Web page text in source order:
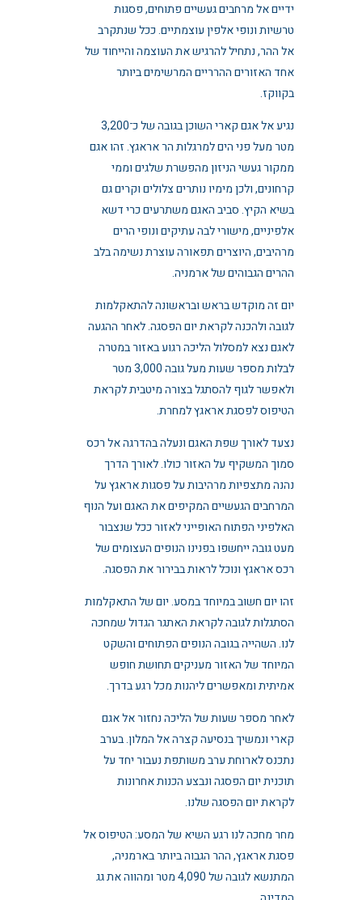
ידיים אל מרחבים געשיים פתוחים, פסגות
טרשיות ונופי אלפין עוצמתיים. ככל שנתקרב
אל ההר, נתחיל להרגיש את העוצמה והייחוד של
אחד האזורים ההרריים המרשימים ביותר
בקווקז.
נגיע אל אגם קארי השוכן בגובה של כ־3,200
מטר מעל פני הים למרגלות הר אראגץ. זהו אגם
ממקור געשי הניזון מהפשרת שלגים וממי
קרחונים, ולכן מימיו נותרים צלולים וקרים גם
בשיא הקיץ. סביב האגם משתרעים כרי דשא
אלפיניים, מישורי לבה עתיקים ונופי הרים
מרהיבים, היוצרים תפאורה עוצרת נשימה בלב
ההרים הגבוהים של ארמניה.
יום זה מוקדש בראש ובראשונה להתאקלמות
לגובה ולהכנה לקראת יום הפסגה. לאחר ההגעה
לאגם נצא למסלול הליכה רגוע באזור במטרה
לבלות מספר שעות מעל גובה 3,000 מטר
ולאפשר לגוף להסתגל בצורה מיטבית לקראת
הטיפוס לפסגת אראגץ למחרת.
נצעד לאורך שפת האגם ונעלה בהדרגה אל רכס
סמוך המשקיף על האזור כולו. לאורך הדרך
נהנה מתצפיות מרהיבות על פסגות אראגץ על
המרחבים הגעשיים המקיפים את האגם ועל הנוף
האלפיני הפתוח האופייני לאזור ככל שנצבור
מעט גובה ייחשפו בפנינו הנופים העצומים של
רכס אראגץ ונוכל לראות בבירור את הפסגה.
זהו יום חשוב במיוחד במסע. יום של התאקלמות
הסתגלות לגובה לקראת האתגר הגדול שמחכה
לנו. השהייה בגובה הנופים הפתוחים והשקט
המיוחד של האזור מעניקים תחושת חופש
אמיתית ומאפשרים ליהנות מכל רגע בדרך.
לאחר מספר שעות של הליכה נחזור אל אגם
קארי ונמשיך בנסיעה קצרה אל המלון. בערב
נתכנס לארוחת ערב משותפת נעבור יחד על
תוכנית יום הפסגה ונבצע הכנות אחרונות
לקראת יום הפסגה שלנו.
מחר מחכה לנו רגע השיא של המסע: הטיפוס אל
פסגת אראגץ, ההר הגבוה ביותר בארמניה,
המתנשא לגובה של 4,090 מטר ומהווה את גג